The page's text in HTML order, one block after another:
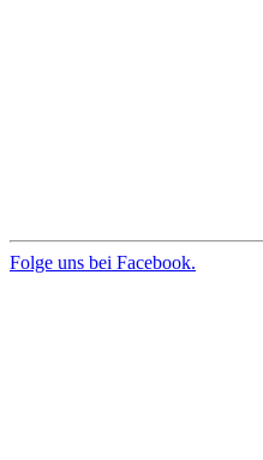
Folge uns bei Facebook.